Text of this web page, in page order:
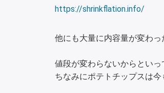
https://shrinkflation.info/
他にも大量に内容量が変わっ
値段が変わらないからといっ
ちなみにポテトチップスは今